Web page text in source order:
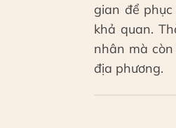
gian để
khả quan.
nhân mà
địa phương.